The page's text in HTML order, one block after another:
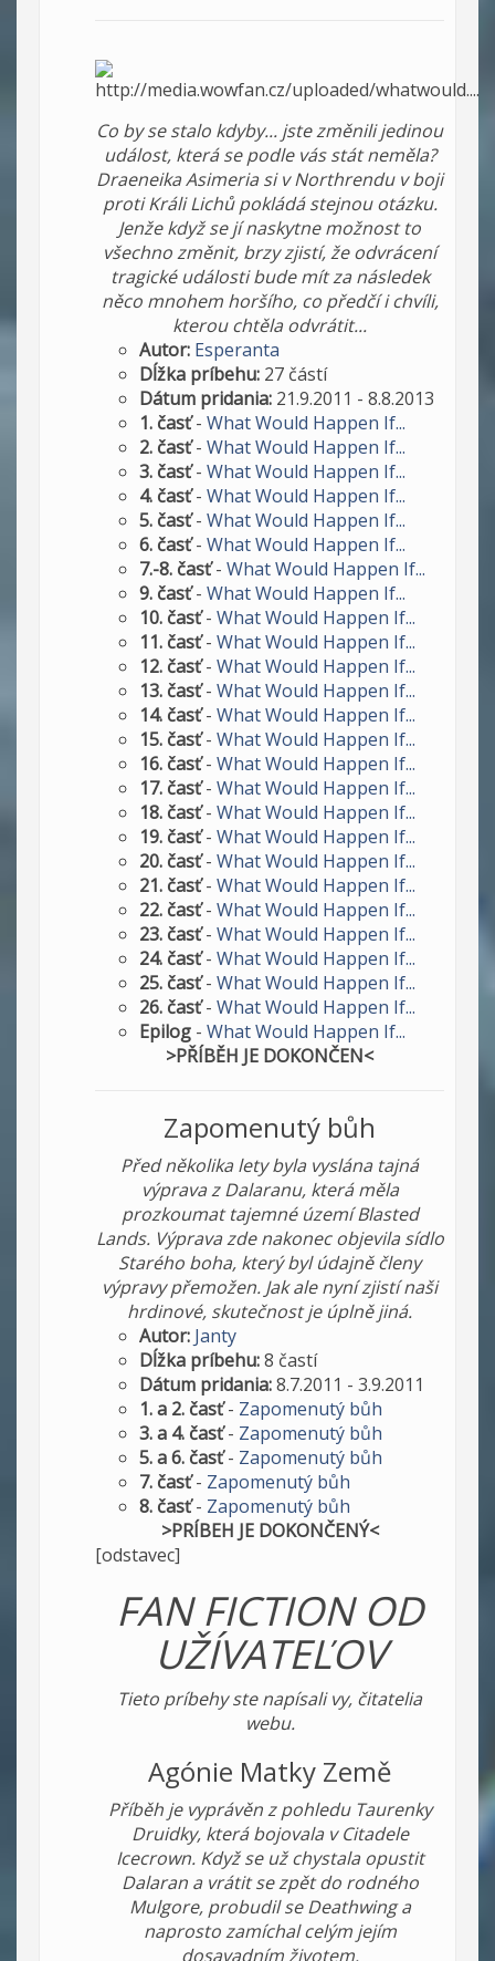
Co by se stalo kdyby... jste změnili jedinou
událost, která se podle vás stát neměla?
Draeneika Asimeria si v Northrendu v boji
proti Králi Lichů pokládá stejnou otázku.
Jenže když se jí naskytne možnost to
všechno změnit, brzy zjistí, že odvrácení
tragické události bude mít za následek
něco mnohem horšího, co předčí i chvíli,
kterou chtěla odvrátit...
Autor: Esperanta
Dĺžka príbehu: 27 částí
Dátum pridania: 21.9.2011 - 8.8.2013
1. časť- What Would Happen If...
2. časť- What Would Happen If...
3. časť- What Would Happen If...
4. časť- What Would Happen If...
5. časť- What Would Happen If...
6. časť- What Would Happen If...
7.-8. časť- What Would Happen If...
9. časť- What Would Happen If...
10. časť- What Would Happen If...
11. časť- What Would Happen If...
12. časť- What Would Happen If...
13. časť- What Would Happen If...
14. časť- What Would Happen If...
15. časť- What Would Happen If...
16. časť- What Would Happen If...
17. časť- What Would Happen If...
18. časť- What Would Happen If...
19. časť- What Would Happen If...
20. časť- What Would Happen If...
21. časť- What Would Happen If...
22. časť- What Would Happen If...
23. časť- What Would Happen If...
24. časť- What Would Happen If...
25. časť- What Would Happen If...
26. časť- What Would Happen If...
Epilog - What Would Happen If...
>PŘÍBĚH JE DOKONČEN<
Zapomenutý bůh
Před několika lety byla vyslána tajná
výprava z Dalaranu, která měla
prozkoumat tajemné území Blasted
Lands. Výprava zde nakonec objevila sídlo
Starého boha, který byl údajně členy
výpravy přemožen. Jak ale nyní zjistí naši
hrdinové, skutečnost je úplně jiná.
Autor: Janty
Dĺžka príbehu:8 častí
Dátum pridania:8.7.2011 - 3.9.2011
1. a 2. časť- Zapomenutý bůh
3. a 4. časť- Zapomenutý bůh
5. a 6. časť- Zapomenutý bůh
7. časť- Zapomenutý bůh
8. časť- Zapomenutý bůh
>PRÍBEH JE DOKONČENÝ<
[odstavec]
FAN FICTION OD
UŽÍVATEĽOV
Tieto príbehy ste napísali vy, čitatelia
webu.
Agónie Matky Země
Příběh je vyprávěn z pohledu Taurenky
Druidky, která bojovala v Citadele
Icecrown. Když se už chystala opustit
Dalaran a vrátit se zpět do rodného
Mulgore, probudil se Deathwing a
naprosto zamíchal celým jejím
dosavadním životem.